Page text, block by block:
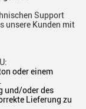
Support
unsere Kunden mit
oder einem
und/oder des
Lieferung zu